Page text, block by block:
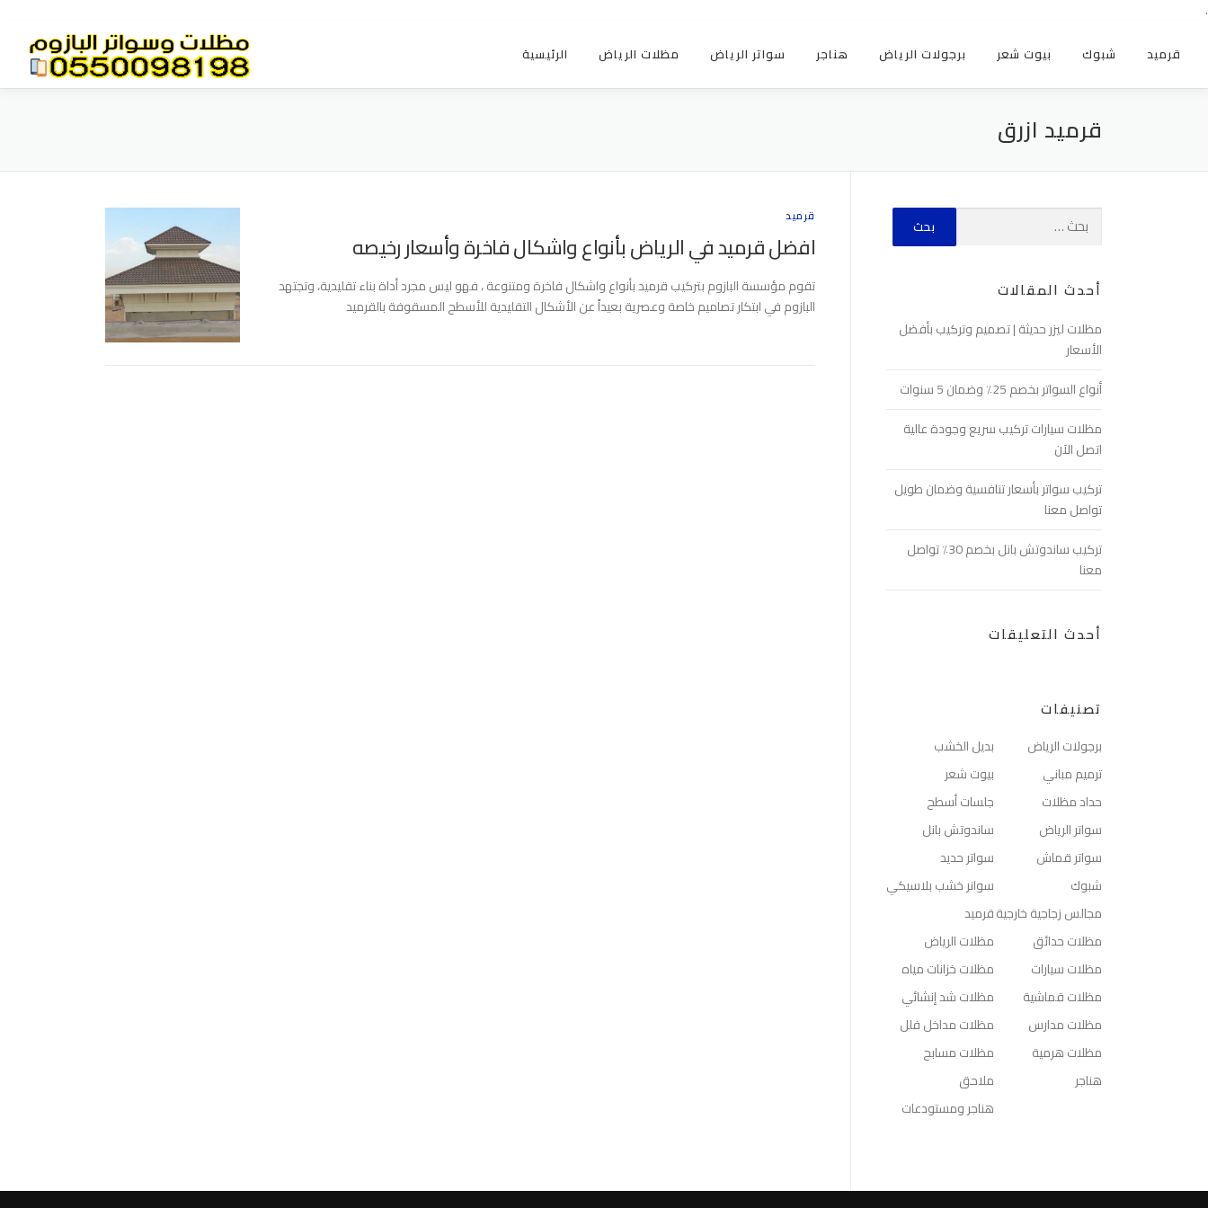
.
الرئيسية مظلات الرياض سواتر الرياض هناجر برجولات الرياض بيوت شعر شبوك قرميد
قرميد ازرق
قرميد
افضل قرميد في الرياض بأنواع واشكال فاخرة وأسعار رخيصه
تقوم مؤسسة البازوم بتركيب قرميد بأنواع واشكال فاخرة ومتنوعة ، فهو ليس مجرد أداة بناء تقليدية، وتجتهد
البازوم في ابتكار تصاميم خاصة وعصرية بعيداً عن الأشكال التقليدية للأسطح المسقوفة بالقرميد
أحدث المقالات
مظلات ليزر حديثة | تصميم وتركيب بأفضل
الأسعار
أنواع السواتر بخصم 25٪ وضمان 5 سنوات
مظلات سيارات تركيب سريع وجودة عالية
اتصل الآن
تركيب سواتر بأسعار تنافسية وضمان طويل
تواصل معنا
تركيب ساندوتش بانل بخصم 30٪ تواصل
معنا
أحدث التعليقات
تصنيفات
بديل الخشب
برجولات الرياض
بيوت شعر
ترميم مباني
جلسات أسطح
حداد مظلات
ساندوتش بانل
سواتر الرياض
سواتر حديد
سواتر قماش
سوانر خشب بلاسيكي
شبوك
قرميدمجالس زجاجية خارجية
مظلات الرياض
مظلات حدائق
مظلات خزانات مياه
مظلات سيارات
مظلات شد إنشائي
مظلات قماشية
مظلات مداخل فلل
مظلات مدارس
مظلات مسابح
مظلات هرمية
ملاحق
هناجر
هناجر ومستودعات